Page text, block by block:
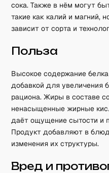
сока. Также в нём могут
такие как калий и магний,
зависит от сорта и
Польза
Высокое содержание
добавкой для увеличения
рациона. Жиры в составе
ненасыщенные жирные
даёт ощущение сытости и
Продукт добавляют в
изменения их структуры.
Вред и